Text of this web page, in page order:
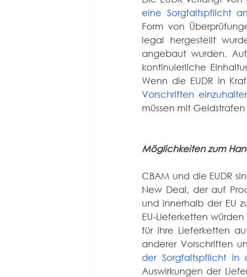
eine Sorgfaltspflicht
Form von
legal hergestellt
angebaut wurden.
kontinuierliche
Wenn die EUDR in
Vorschriften
müssen mit Geldstrafen
Möglichkeiten zum
CBAM und die EUDR
New Deal, der auf
und innerhalb der EU
EU-Lieferketten
für ihre Lieferketten
anderer Vorschriften
der Sorgfaltspflicht in
Auswirkungen der